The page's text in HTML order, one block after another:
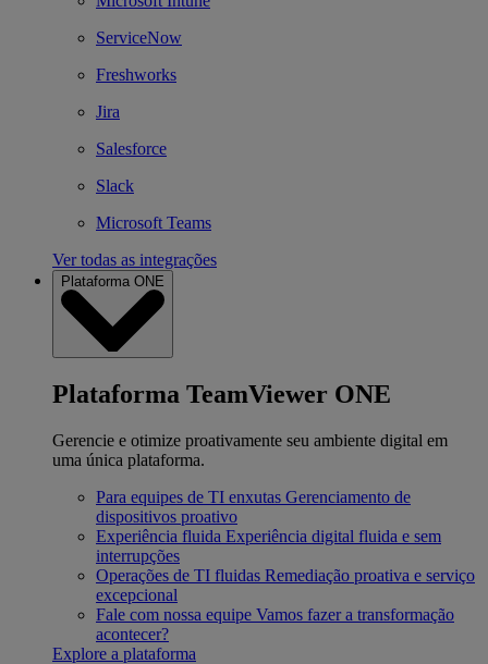
ServiceNow
Freshworks
Jira
Salesforce
Slack
Microsoft Teams
Ver todas as integrações
Plataforma ONE
Plataforma TeamViewer ONE
Gerencie e otimize proativamente seu ambiente digital em
uma única plataforma.
Para equipes de TI enxutas Gerenciamento de
dispositivos proativo
Experiência fluida Experiência digital fluida e sem
interrupções
Operações de TI fluidas Remediação proativa e serviço
excepcional
Fale com nossa equipe Vamos fazer a transformação
acontecer?
Explore a plataforma